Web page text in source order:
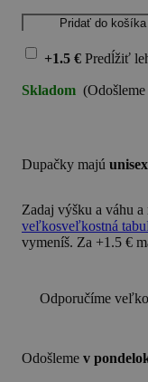
+1.5 € Predĺžiť
Skladom (Odošleme
Dupačky majú
Zadaj výšku a váhu a
veľkosveľkostná
vymeníš. Za +1.5 €
Odporučíme
Odošleme v